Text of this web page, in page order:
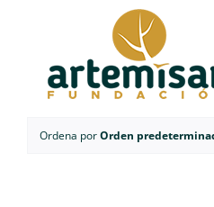
contenido
Ordena porOrden